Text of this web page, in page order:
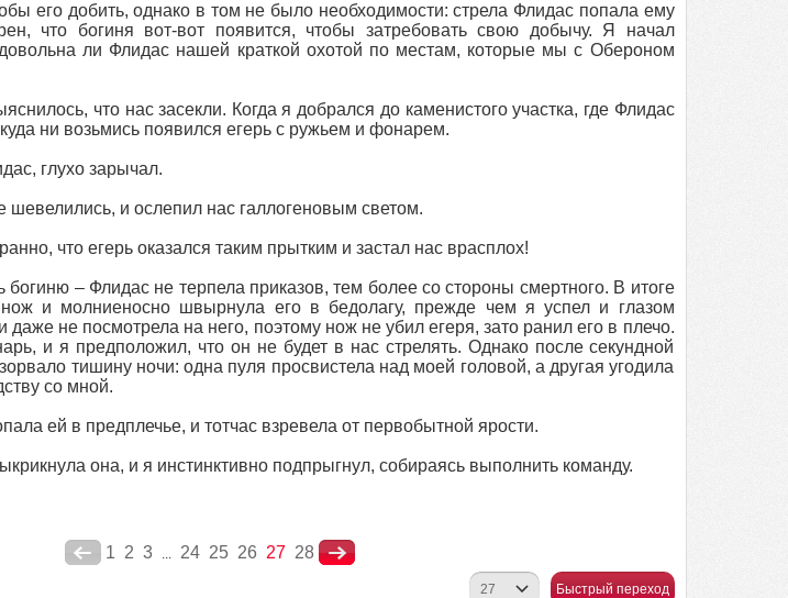
его добить, однако в том не было необходимости: стрела Флидас попала ему
что богиня вот-вот появится, чтобы затребовать свою добычу. Я начал
ли Флидас нашей краткой охотой по местам, которые мы с Обероном
что нас засекли. Когда я добрался до каменистого участка, где Флидас
ни возьмись появился егерь с ружьем и фонарем.
глухо зарычал.
шевелились, и ослепил нас галлогеновым светом.
что егерь оказался таким прытким и застал нас врасплох!
богиню – Флидас не терпела приказов, тем более со стороны смертного. В итоге
и молниеносно швырнула его в бедолагу, прежде чем я успел и глазом
даже не посмотрела на него, поэтому нож не убил егеря, зато ранил его в плечо.
и я предположил, что он не будет в нас стрелять. Однако после секундной
тишину ночи: одна пуля просвистела над моей головой, а другая угодила
со мной.
ей в предплечье, и тотчас взревела от первобытной ярости.
она, и я инстинктивно подпрыгнул, собираясь выполнить команду.
1 2 3 ... 24 25 26 27 28
Быстрый переход